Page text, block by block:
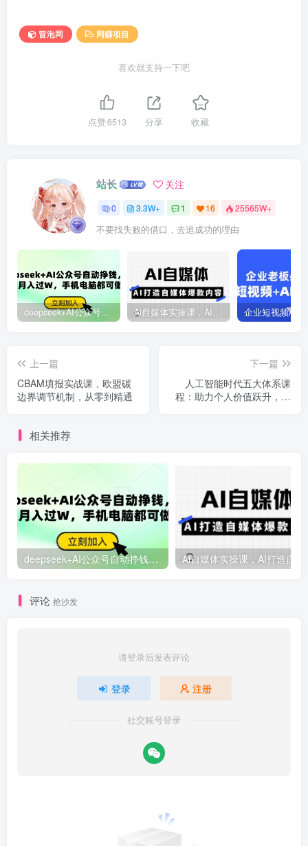
冒泡网 网赚项目
喜欢就支持一下吧
点赞6513 分享 收藏
站长 关注
0 3.3W+ 1 16 25565W+
不要找失败的借口，去追成功的理由
deepseek+AI公众号自动挣钱，轻松月入过W，手机电脑都可做 Ai自媒体实操课，AI打造自媒体爆款内容
上一篇
CBAM填报实战课，欧盟碳
边界调节机制，从零到精通
下一篇
人工智能时代五大体系课
程：助力个人价值跃升，一
相关推荐
deepseek+AI公众号自动挣钱，轻松月入过W，手机电脑都可做
评论 抢沙发
请登录后发表评论
登录 注册
社交账号登录